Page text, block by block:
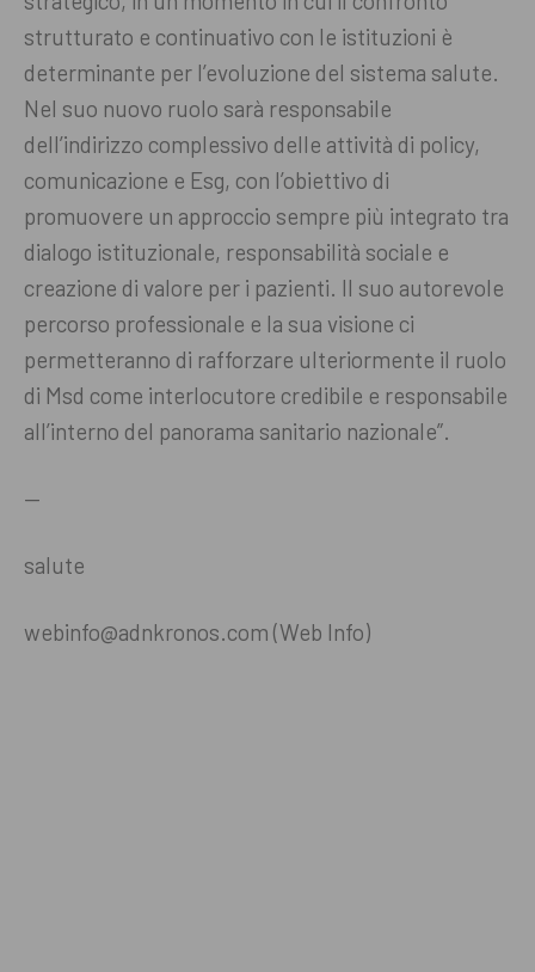
strutturato e continuativo con le istituzioni è
determinante per l’evoluzione del sistema salute.
Nel suo nuovo ruolo sarà responsabile
dell’indirizzo complessivo delle attività di policy,
comunicazione e Esg, con l’obiettivo di
promuovere un approccio sempre più integrato tra
dialogo istituzionale, responsabilità sociale e
creazione di valore per i pazienti. Il suo autorevole
percorso professionale e la sua visione ci
permetteranno di rafforzare ulteriormente il ruolo
di Msd come interlocutore credibile e responsabile
all’interno del panorama sanitario nazionale”.
—
salute
webinfo@adnkronos.com (Web Info)